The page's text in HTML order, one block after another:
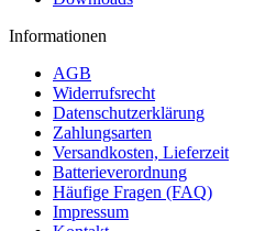
Informationen
AGB
Widerrufsrecht
Datenschutzerklärung
Zahlungsarten
Versandkosten, Lieferzeit
Batterieverordnung
Häufige Fragen (FAQ)
Impressum